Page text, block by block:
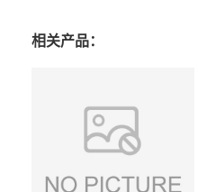
相关产品：